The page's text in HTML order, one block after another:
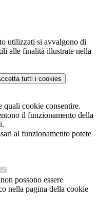
utilizzati si avvalgono di
alle finalità illustrate nella
tutti i cookies
quali cookie consentire.
il funzionamento della
al funzionamento potete
possono essere
nella pagina della cookie